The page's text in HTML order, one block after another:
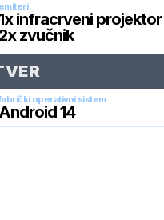
emiteri
infracrveni projektor
2x zvučnik
operativni sistem
Android 14